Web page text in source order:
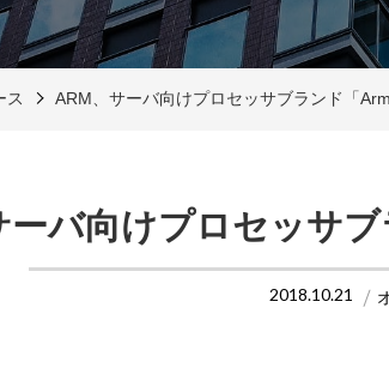
ス ARM、サーバ向けプロセッサブランド「
ーバ向けプロセッサ
2018.10.21